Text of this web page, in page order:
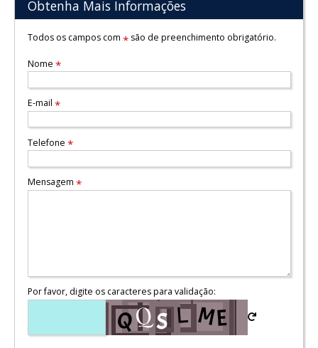
Obtenha Mais Informações
Todos os campos com *são de preenchimento obrigatório.
Nome *
E-mail *
Telefone *
Mensagem *
Por favor, digite os caracteres para validação: